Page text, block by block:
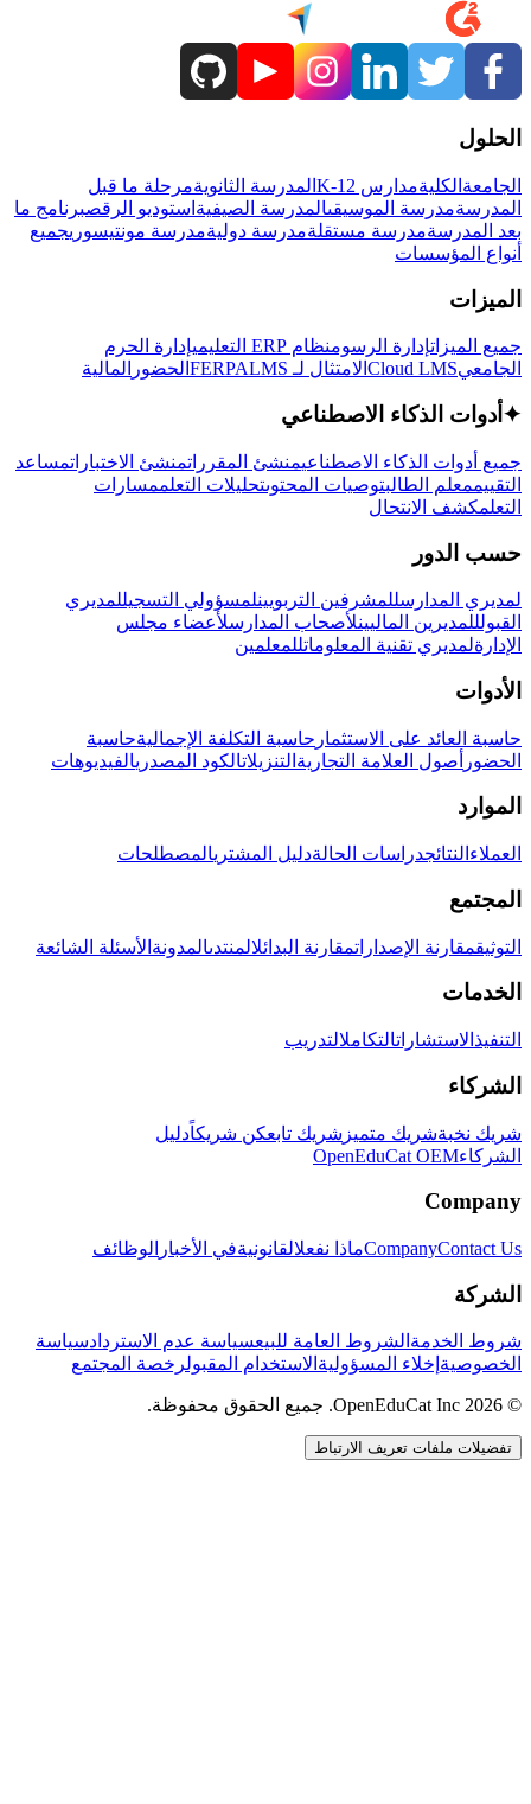
الحلول
الجامعة الكليةمدارس K-12 المدرسة الثانويةمرحلة ما قبل
المدرسةمدرسة الموسيقىالمدرسة الصيفية استوديو الرقصبرنامج ما
بعد المدرسةمدرسة مستقلةمدرسة دوليةمدرسة مونتيسوريجميع
أنواع المؤسسات
الميزات
جميع الميزاتإدارة الرسومنظام ERP التعليمي
إدارة الحرم
الجامعيCloud LMS الامتثال لـ FERPA LMS الحضور المالية
✦ أدوات الذكاء الاصطناعي
جميع أدوات الذكاء الاصطناعيمنشئ المقرراتمنشئ الاختباراتمساعد
التقييممعلم الطالبتوصيات المحتوىتحليلات التعلممسارات
التعلمكشف الانتحال
حسب الدور
لمديري المدارسللمشرفين التربويينلمسؤولي التسجيللمديري
القبولللمديرين الماليينلأصحاب المدارسلأعضاء مجلس
الإدارةلمديري تقنية المعلوماتللمعلمين
الأدوات
حاسبة العائد على الاستثمار حاسبة التكلفة الإجماليةحاسبة
الحضور أصول العلامة التجارية التنزيلاتالكود المصدريالفيديوهات
الموارد
العملاء النتائجدراسات الحالةدليل المشتريالمصطلحات
المجتمع
التوثيقمقارنة الإصداراتمقارنة البدائلالمنتدىالمدونة الأسئلة الشائعة
الخدمات
التنفيذ الاستشاراتالتكاملالتدريب
الشركاء
شريك نخبةشريك متميز شريك تابعكن شريكاًدليل
الشركاءOpenEduCat OEM
Company
CompanyContact Us ماذا نفعلالقانونيةفي الأخبار الوظائف
الشركة
شروط الخدمة الشروط العامة للبيعسياسة عدم الاستردادسياسة
الخصوصية إخلاء المسؤولية الاستخدام المقبولرخصة المجتمع
© 2026 OpenEduCat Inc. جميع الحقوق محفوظة.
تفضيلات ملفات تعريف الارتباط